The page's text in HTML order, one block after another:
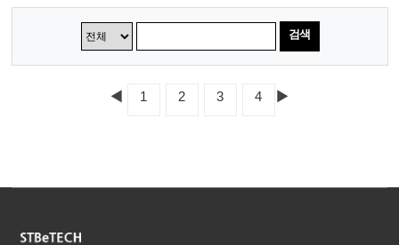
검색
◀ 1 2 3 4 ▶